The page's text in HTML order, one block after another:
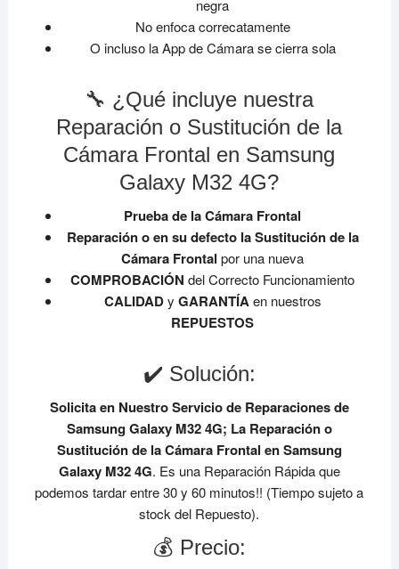
negra
No enfoca correcatamente
O incluso la App de Cámara se cierra sola
🔧 ¿Qué incluye nuestra
Reparación o Sustitución de la
Cámara Frontal en Samsung
Galaxy M32 4G?
Prueba de la Cámara Frontal
Reparación o en su defecto la Sustitución de la
Cámara Frontalpor una nueva
COMPROBACIÓNdel Correcto Funcionamiento
CALIDADy GARANTÍAen nuestros
REPUESTOS
✔️ Solución:
Solicita en Nuestro Servicio de Reparaciones de
Samsung Galaxy M32 4G; La Reparación o
Sustitución de la Cámara Frontal en Samsung
Galaxy M32 4G. Es una Reparación Rápida que
podemos tardar entre 30 y 60 minutos!! (Tiempo sujeto a
stock del Repuesto).
💰 Precio: